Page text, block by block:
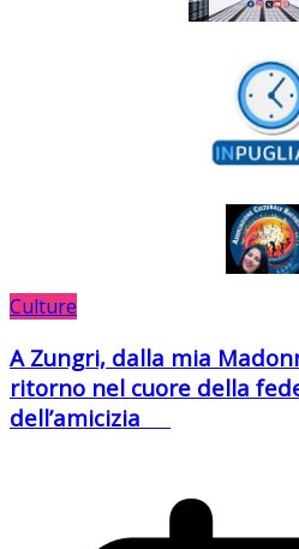
Culture
A Zungri, dalla mia
ritorno nel cuore della
dell’amicizia